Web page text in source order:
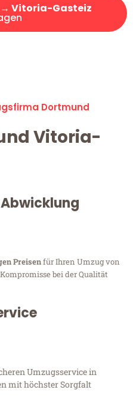
Vitoria-Gasteiz
Dortmund
Vitoria-
Preisenfür Ihren Umzug von
bei der Qualität
Umzugsservice in
mit höchster Sorgfalt